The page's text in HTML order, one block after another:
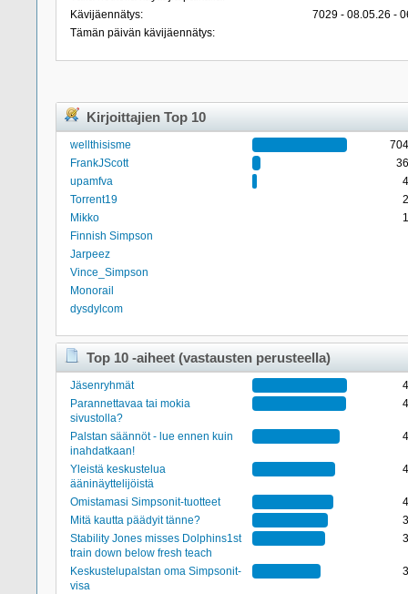
Kävijäennätys:
7029 - 08.05.26 -
Tämän päivän kävijäennätys:
Kirjoittajien Top 10
wellthisisme
FrankJScott
upamfva
Torrent19
Mikko
Finnish Simpson
Jarpeez
Vince_Simpson
Monorail
dysdylcom
Top 10 -aiheet (vastausten perusteella)
Jäsenryhmät
Parannettavaa tai mokia
sivustolla?
Palstan säännöt - lue ennen kuin
inahdatkaan!
Yleistä keskustelua
ääninäyttelijöistä
Omistamasi Simpsonit-tuotteet
Mitä kautta päädyit tänne?
Stability Jones misses Dolphins1st
train down below fresh teach
Keskustelupalstan oma Simpsonit-
visa